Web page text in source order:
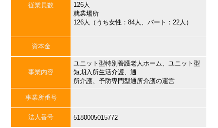
従業員数
126人
就業場所
126人（うち女性：84人、パート：22人）
資本金
事業内容
ユニット型特別養護老人ホーム、ユニット型
短期入所生活介護、通
所介護、予防専門型通所介護の運営
事業所番号
法人番号 5180005015772